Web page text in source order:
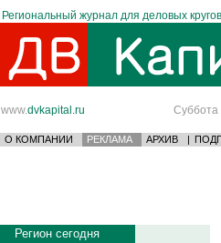
Региональный журнал для деловых
www.dvkapital.ru Суббота
О КОМПАНИИ РЕКЛАМА АРХИВ |
Регион сегодня